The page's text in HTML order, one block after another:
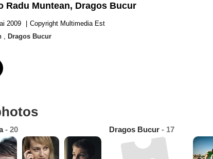
Radu Muntean, Dragos Bucur
2009
Copyright Multimedia Est
, Dragos Bucur
- 20 Dragos Bucur - 17